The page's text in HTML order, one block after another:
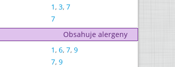
1, 3, 7
7
Obsahuje alergeny
1, 6, 7, 9
7, 9